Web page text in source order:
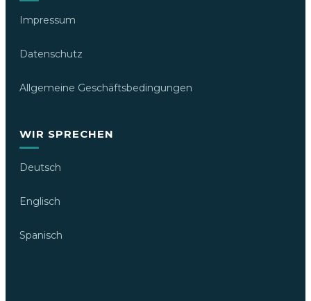
Impressum
Datenschutz
Allgemeine Geschäftsbedingungen
WIR SPRECHEN
Deutsch
Englisch
Spanisch